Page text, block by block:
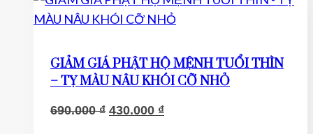
GIẢM GIÁ PHẬT HỘ MỆNH TUỔI THÌN
– TỴ MÀU NÂU KHÓI CỠ NHỎ
690.000₫ Giá
430.000 ₫Giá